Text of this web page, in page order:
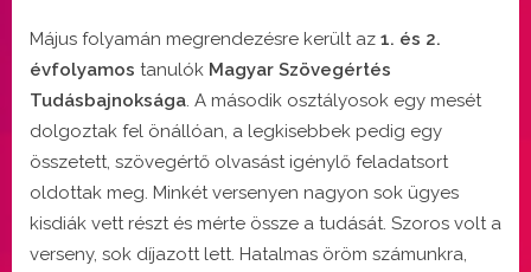
Május folyamán megrendezésre került az 1. és 2.
évfolyamos tanulók Magyar Szövegértés
Tudásbajnoksága. A második osztályosok egy mesét
dolgoztak fel önállóan, a legkisebbek pedig egy
összetett, szövegértő olvasást igénylő feladatsort
oldottak meg. Minkét versenyen nagyon sok ügyes
kisdiák vett részt és mérte össze a tudását. Szoros volt a
verseny, sok díjazott lett. Hatalmas öröm számunkra,